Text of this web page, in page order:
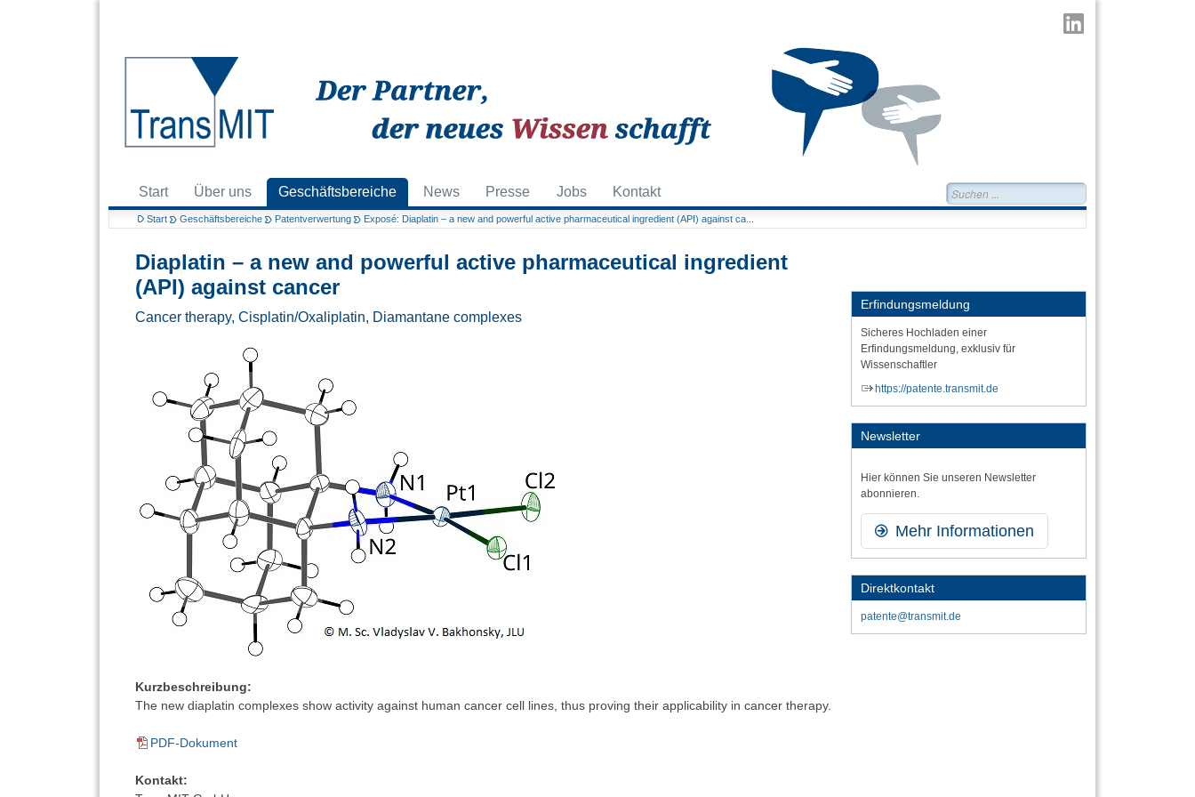
Start Über uns Geschäftsbereiche News Presse Jobs Kontakt Suchen...
Start Geschäftsbereiche Patentverwertung Exposé: Diaplatin – a new and powerful active pharmaceutical ingredient (API) against ca...
Erfindungsmeldung
Sicheres Hochladen einer
Erfindungsmeldung, exklusiv für
Wissenschaftler
https://patente.transmit.de
Newsletter
Hier können Sie unseren Newsletter
abonnieren.
Mehr Informationen
Direktkontakt
patente@transmit.de
Diaplatin – a new and powerful active pharmaceutical ingredient
(API) against cancer
Cancer therapy, Cisplatin/Oxaliplatin, Diamantane complexes
Kurzbeschreibung:
The new diaplatin complexes show activity against human cancer cell lines, thus proving their applicability in cancer therapy.
PDF-Dokument
Kontakt: